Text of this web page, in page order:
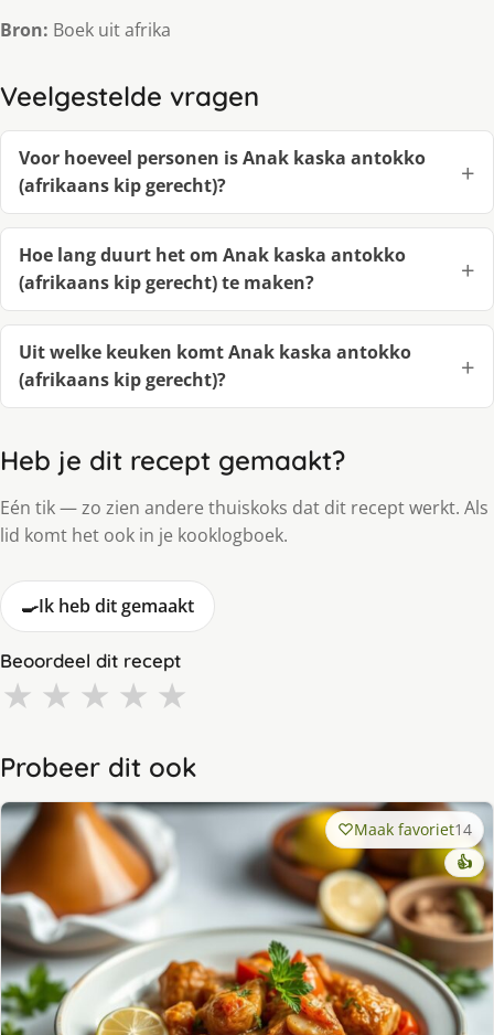
Bron: Boek uit afrika
Veelgestelde vragen
Voor hoeveel personen is Anak kaska antokko
(afrikaans kip gerecht)?
Hoe lang duurt het om Anak kaska antokko
(afrikaans kip gerecht) te maken?
Uit welke keuken komt Anak kaska antokko
(afrikaans kip gerecht)?
Heb je dit recept gemaakt?
Eén tik — zo zien andere thuiskoks dat dit recept werkt. Als
lid komt het ook in je kooklogboek.
🍳Ik heb dit gemaakt
Beoordeel dit recept
★ ★ ★ ★ ★
Probeer dit ook
Maak favoriet14
👍